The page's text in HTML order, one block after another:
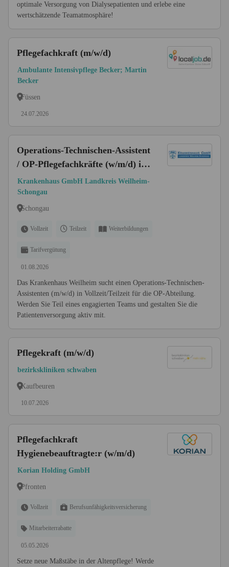
optimale Versorgung von Dialysepatienten und erlebe eine
wertschätzende Teamatmosphäre!
Pflegefachkraft (m/w/d)
Ambulante Intensivpflege Becker; Martin
Becker
Füssen
24.07.2026
Operations-Technischen-Assistent
/ OP-Pflegefachkräfte (w/m/d) in
Vollzeit/Teilzeit
Krankenhaus GmbH Landkreis Weilheim-
Schongau
Schongau
Vollzeit Teilzeit Weiterbildungen
Tarifvergütung
01.08.2026
Das Krankenhaus Weilheim sucht einen Operations-Technischen-
Assistenten (m/w/d) in Vollzeit/Teilzeit für die OP-Abteilung.
Werden Sie Teil eines engagierten Teams und gestalten Sie die
Patientenversorgung aktiv mit.
Pflegekraft (m/w/d)
bezirkskliniken schwaben
Kaufbeuren
10.07.2026
Pflegefachkraft
Hygienebeauftragte:r (w/m/d)
Korian Holding GmbH
Pfronten
Vollzeit Berufsunfähigkeitsversicherung
Mitarbeiterrabatte
05.05.2026
Setze neue Maßstäbe in der Altenpflege! Werde